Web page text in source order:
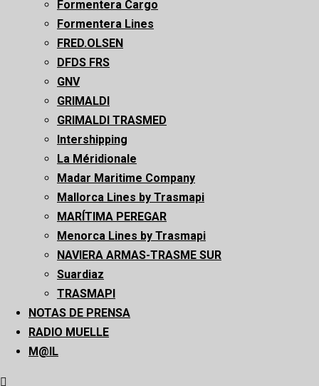
Formentera Cargo
Formentera Lines
FRED.OLSEN
DFDS FRS
GNV
GRIMALDI
GRIMALDI TRASMED
Intershipping
La Méridionale
Madar Maritime Company
Mallorca Lines by Trasmapi
MARÍTIMA PEREGAR
Menorca Lines by Trasmapi
NAVIERA ARMAS-TRASME SUR
Suardiaz
TRASMAPI
NOTAS DE PRENSA
RADIO MUELLE
M@IL